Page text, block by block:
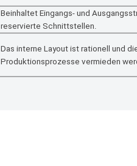
Beinhaltet Eingangs- und
reservierte Schnittstellen.
Das interne Layout ist rationell und
Produktionsprozesse vermieden